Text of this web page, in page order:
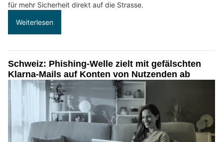
für mehr Sicherheit direkt auf die Strasse.
Weiterlesen
Schweiz: Phishing-Welle zielt mit gefälschten
Klarna-Mails auf Konten von Nutzenden ab